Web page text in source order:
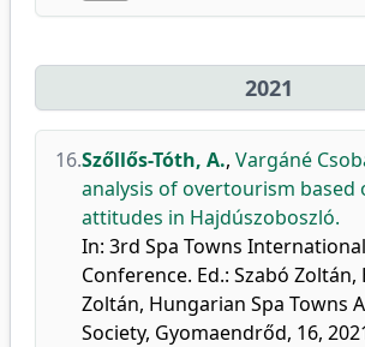
2021
16.Szőllős-Tóth, A., Vargáné
analysis of overtourism based
attitudes in Hajdúszoboszló.
In: 3rd Spa Towns
Conference. Ed.: Szabó Zoltán,
Zoltán, Hungarian Spa Towns
Society, Gyomaendrőd, 16,